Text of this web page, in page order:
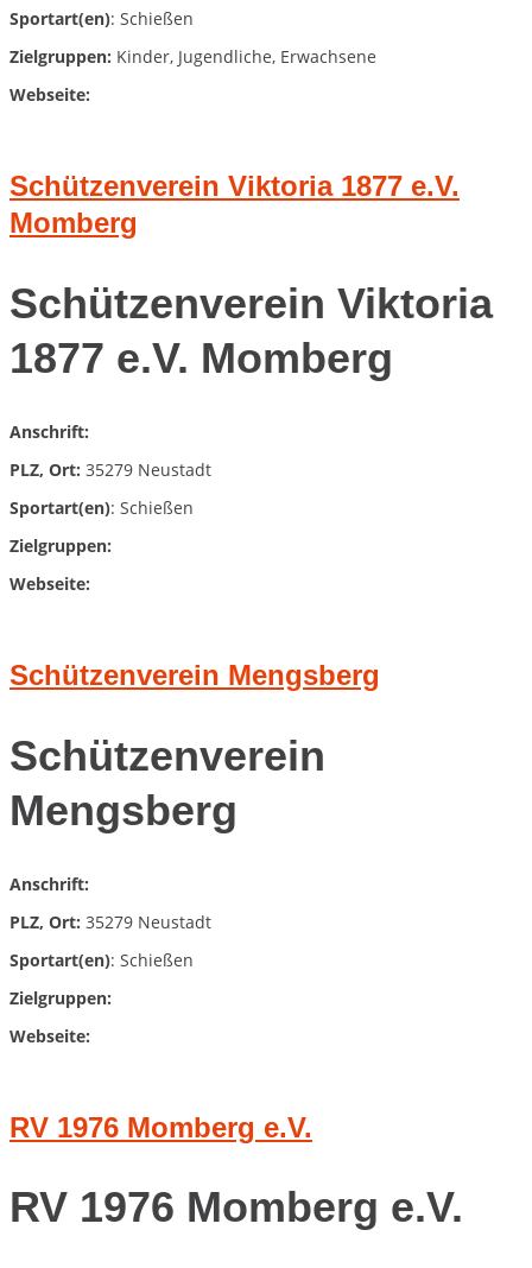
Sportart(en): Schießen
Zielgruppen: Kinder, Jugendliche, Erwachsene
Webseite:
Schützenverein Viktoria 1877 e.V.
Momberg
Schützenverein Viktoria
1877 e.V. Momberg
Anschrift:
PLZ, Ort: 35279 Neustadt
Sportart(en): Schießen
Zielgruppen:
Webseite:
Schützenverein Mengsberg
Schützenverein
Mengsberg
Anschrift:
PLZ, Ort: 35279 Neustadt
Sportart(en): Schießen
Zielgruppen:
Webseite:
RV 1976 Momberg e.V.
RV 1976 Momberg e.V.